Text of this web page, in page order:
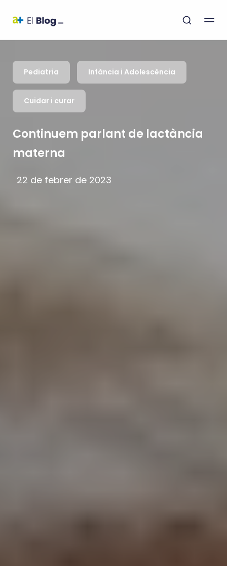
Pediatria Infància i Adolescència
Cuidar i curar
Continuem parlant de lactància
materna
22 de febrer de 2023